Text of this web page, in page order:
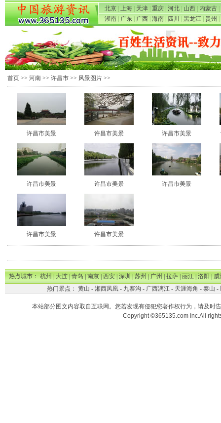
北京 上海 天津 重庆 河北 山西 内蒙古
湖南
广东 广西 海南 四川 黑龙江 贵州
首页 >> 河南 >> 许昌市 >> 风景图片 >>
许昌市美景 许昌市美景 许昌市美景
许昌市美景 许昌市美景 许昌市美景
许昌市美景 许昌市美景
热点城市：杭州|大连|青岛|南京|西安|深圳|苏州|广州|拉萨|丽江|洛阳|威
热门景点： 黄山 - 湘西凤凰- 九寨沟 - 广西漓江- 天涯海角 - 泰山 -
本站部分图文内容取自互联网。您若发现有侵犯您著作权行为，请及时
Copyright ©365135.com Inc.All